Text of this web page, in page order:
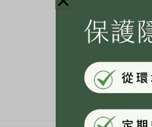
網紅《睡睡子》海菲
能不能搭 …
Read More »